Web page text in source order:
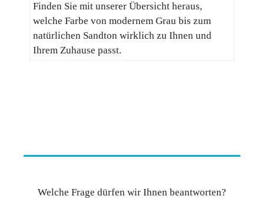
Finden Sie mit unserer Übersicht heraus,
welche Farbe von modernem Grau bis zum
natürlichen Sandton wirklich zu Ihnen und
Ihrem Zuhause passt.
Welche Frage dürfen wir Ihnen beantworten?